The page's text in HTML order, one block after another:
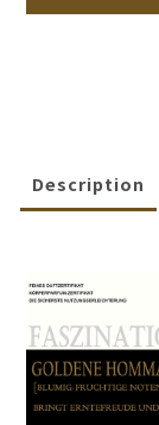
Description